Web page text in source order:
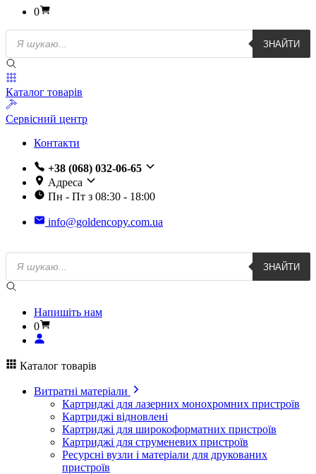
0
Пошук
товарів
ЗНАЙТИ
Каталог товарів
Сервісний центр
Контакти
+38 (068) 032-06-65
Адреса
Пн - Пт з 08:30 - 18:00
info@goldencopy.com.ua
Пошук
товарів
ЗНАЙТИ
Напишіть нам
0
Каталог товарів
Витратні матеріали
Картриджі для лазерних монохромних пристроїв
Картриджі відновлені
Картриджі для широкоформатних пристроїв
Картриджі для струменевих пристроїв
Ресурсні вузли і матеріали для друкованих
пристроїв